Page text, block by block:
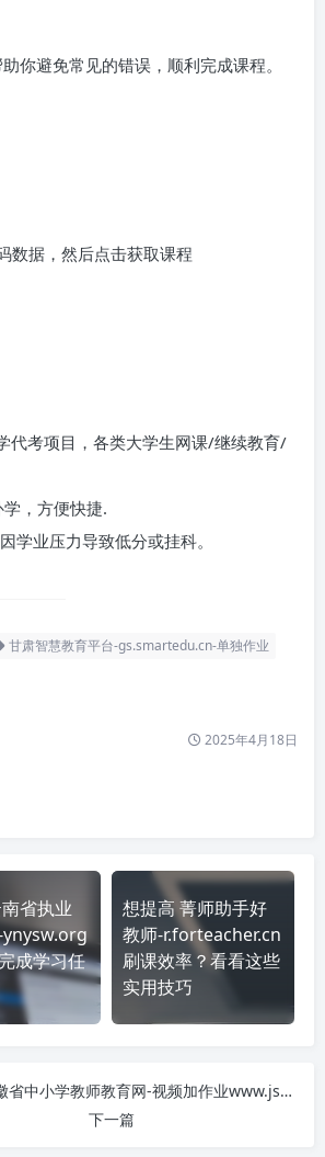
你避免常见的错误，顺利完成课程。
数据，然后点击获取课程
代考项目，各类大学生网课/继续教育/
，方便快捷.
学业压力导致低分或挂科。
甘肃智慧教育平台-gs.smartedu.cn-单独作业
2025年4月18日
省执业
成学习任
想提高 菁师助手好
教师-r.forteacher.cn
刷课效率？看看这些
实用技巧
想提高 安徽省中小学教师教育网-视频加作业www.jsjy.ah.cn 刷课效率？看看这些实用技巧
下一篇